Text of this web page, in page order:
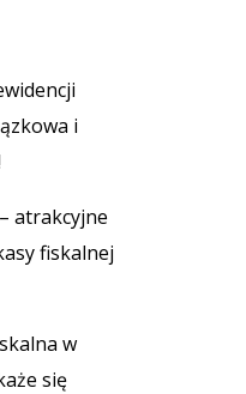
i
atrakcyjne
fiskalnej
w
się